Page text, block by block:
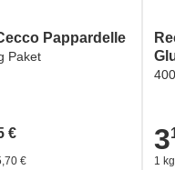
Pappardelle
Paket
€€
€
3
1